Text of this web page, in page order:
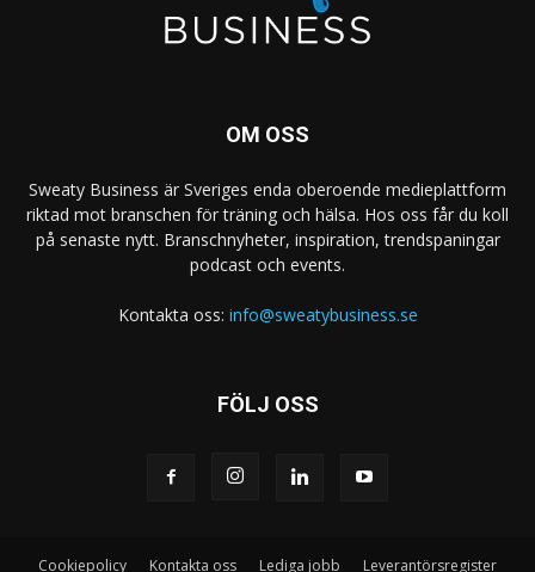
OM OSS
Sweaty Business är Sveriges enda oberoende medieplattform
riktad mot branschen för träning och hälsa. Hos oss får du koll
på senaste nytt. Branschnyheter, inspiration, trendspaningar
podcast och events.
Kontakta oss: info@sweatybusiness.se
FÖLJ OSS
Cookiepolicy Kontakta oss Lediga jobb Leverantörsregister